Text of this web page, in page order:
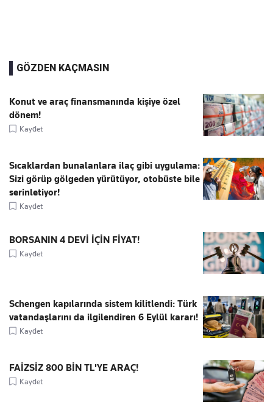
GÖZDEN KAÇMASIN
Konut ve araç finansmanında kişiye özel
dönem!
Kaydet
Sıcaklardan bunalanlara ilaç gibi uygulama:
Sizi görüp gölgeden yürütüyor, otobüste bile
serinletiyor!
Kaydet
BORSANIN 4 DEVİ İÇİN FİYAT!
Kaydet
Schengen kapılarında sistem kilitlendi: Türk
vatandaşlarını da ilgilendiren 6 Eylül kararı!
Kaydet
FAİZSİZ 800 BİN TL'YE ARAÇ!
Kaydet